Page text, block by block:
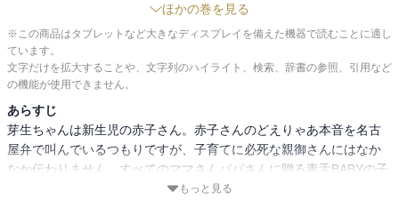
ほかの巻を見る
※この商品はタブレットなど大きなディスプレイを備えた機器で読むことに適し
ています。
文字だけを拡大することや、文字列のハイライト、検索、辞書の参照、引用など
の機能が使用できません。
あらすじ
芽生ちゃんは新生児の赤子さん。赤子さんのどえりゃあ本音を名古
屋弁で叫んでいるつもりですが、子育てに必死な親御さんにはなか
なか伝わりません。すべてのママさんパパさんに贈る毒舌BABYの子
もっと見る